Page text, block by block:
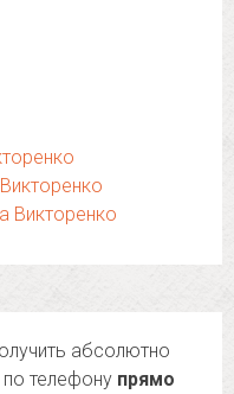
Викторенко
абсолютно
телефону прямо